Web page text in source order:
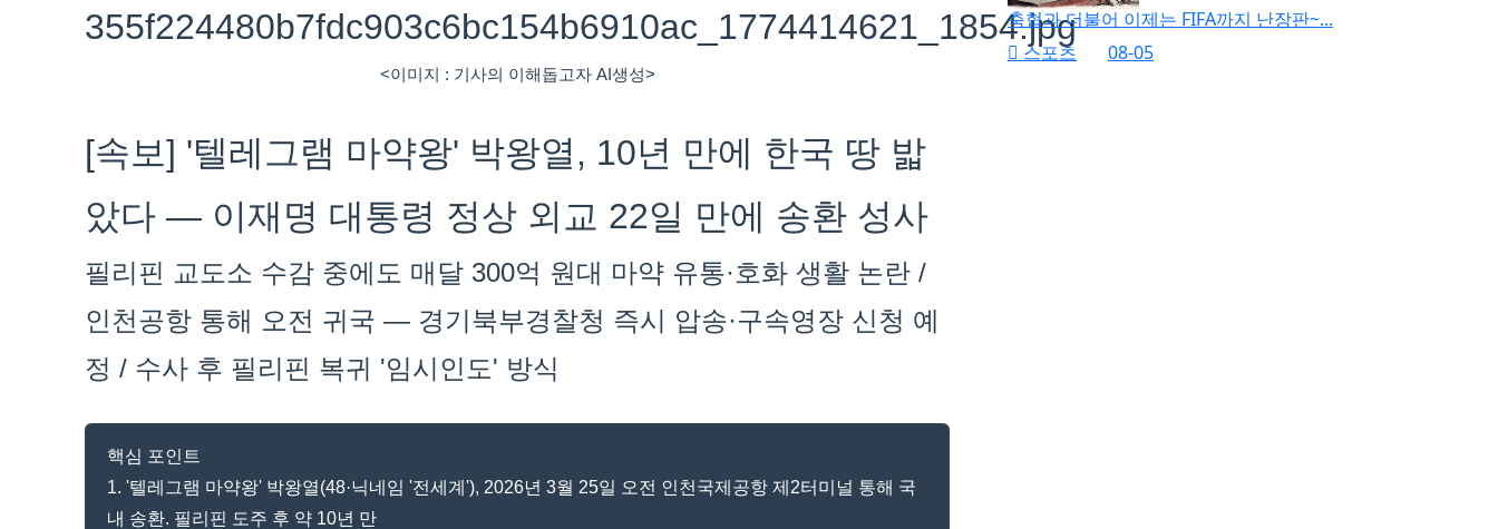
<이미지 : 기사의 이해돕고자 AI생성>
[속보] '텔레그램 마약왕' 박왕열, 10년 만에 한국 땅 밟
았다 — 이재명 대통령 정상 외교 22일 만에 송환 성사
필리핀 교도소 수감 중에도 매달 300억 원대 마약 유통·호화 생활 논란 /
인천공항 통해 오전 귀국 — 경기북부경찰청 즉시 압송·구속영장 신청 예
정 / 수사 후 필리핀 복귀 '임시인도' 방식
핵심 포인트
1. '텔레그램 마약왕' 박왕열(48·닉네임 '전세계'), 2026년 3월 25일 오전 인천국제공항 제2터미널 통해 국
내 송환. 필리핀 도주 후 약 10년 만
축협과 더불어 이제는 FIFA까지 난장판~...
스포츠
08-05